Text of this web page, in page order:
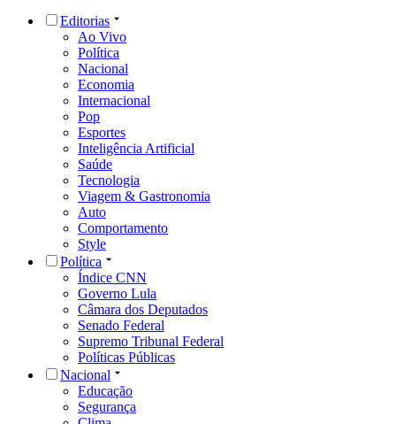
Editorias
Ao Vivo
Política
Nacional
Economia
Internacional
Pop
Esportes
Inteligência Artificial
Saúde
Tecnologia
Viagem & Gastronomia
Auto
Comportamento
Style
Política
Índice CNN
Governo Lula
Câmara dos Deputados
Senado Federal
Supremo Tribunal Federal
Políticas Públicas
Nacional
Educação
Segurança